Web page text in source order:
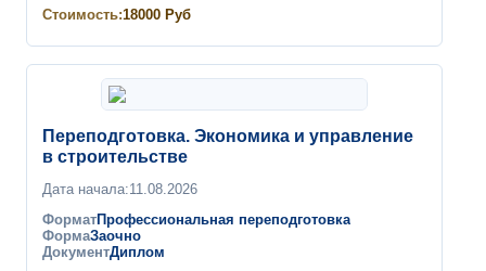
Стоимость:18000 Руб
Переподготовка. Экономика и управление
в строительстве
Дата начала:11.08.2026
ФорматПрофессиональная переподготовка
ФормаЗаочно
ДокументДиплом